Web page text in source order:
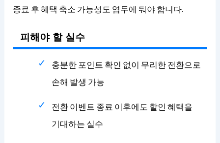
종료 후 혜택 축소 가능성도 염두에 둬야 합니다.
피해야 할 실수
충분한 포인트 확인 없이 무리한 전환으로
손해 발생 가능
전환 이벤트 종료 이후에도 할인 혜택을
기대하는 실수